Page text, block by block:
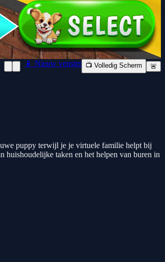
📱 Nieuw venster 📺 Volledig Scherm 🚨
puppy terwijl je je virtuele familie helpt bij
huishoudelijke taken en het helpen van buren in